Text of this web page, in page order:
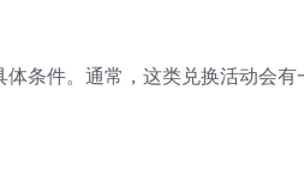
条件。通常，这类兑换活动会